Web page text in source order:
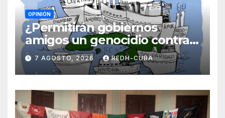
OPINIÓN
¿Permitirán gobiernos
amigos un genocidio contra
Cuba? Por Hedelberto López
Blanch
7 AGOSTO, 2026 REDH-CUBA